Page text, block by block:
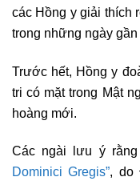
các Hồng y giải thích
trong những ngày gần
Trước hết, Hồng y
tri có mặt trong Mật
hoàng mới.
Các ngài lưu ý
Dominici Gregis”, do